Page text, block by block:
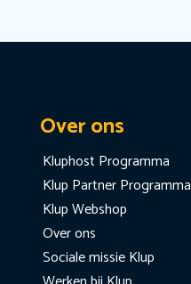
Over ons
Kluphost Programma
Klup Partner Programma
Klup Webshop
Over ons
Sociale missie Klup